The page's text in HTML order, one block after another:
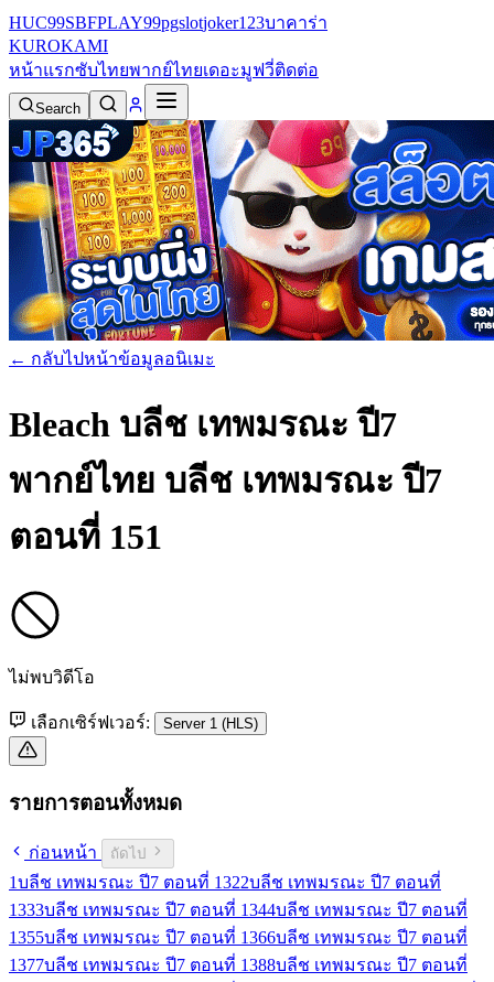
HUC99SBFPLAY99pgslotjoker123บาคาร่า
KUROKAMI
หน้าแรกซับไทยพากย์ไทยเดอะมูฟวี่ติดต่อ
Search
← กลับไปหน้าข้อมูลอนิเมะ
Bleach บลีช เทพมรณะ ปี7
พากย์ไทย บลีช เทพมรณะ ปี7
ตอนที่ 151
ไม่พบวิดีโอ
เลือกเซิร์ฟเวอร์: Server 1 (HLS)
รายการตอนทั้งหมด
ก่อนหน้า ถัดไป
1บลีช เทพมรณะ ปี7 ตอนที่ 1322บลีช เทพมรณะ ปี7 ตอนที่
1333บลีช เทพมรณะ ปี7 ตอนที่ 1344บลีช เทพมรณะ ปี7 ตอนที่
1355บลีช เทพมรณะ ปี7 ตอนที่ 1366บลีช เทพมรณะ ปี7 ตอนที่
1377บลีช เทพมรณะ ปี7 ตอนที่ 1388บลีช เทพมรณะ ปี7 ตอนที่